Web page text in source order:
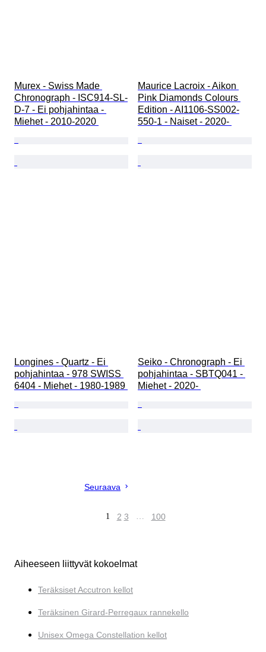
Murex - Swiss Made
Chronograph - ISC914-SL-
D-7 - Ei pohjahintaa -
Miehet - 2010-2020
Maurice Lacroix - Aikon
Pink Diamonds Colours
Edition - AI1106-SS002-
550-1 - Naiset - 2020-
Longines - Quartz - Ei
pohjahintaa - 978 SWISS
6404 - Miehet - 1980-1989
Seiko - Chronograph - Ei
pohjahintaa - SBTQ041 -
Miehet - 2020-
Seuraava
1 2 3 … 100
Aiheeseen liittyvät kokoelmat
Teräksiset Accutron kellot
Teräksinen Girard-Perregaux rannekello
Unisex Omega Constellation kellot